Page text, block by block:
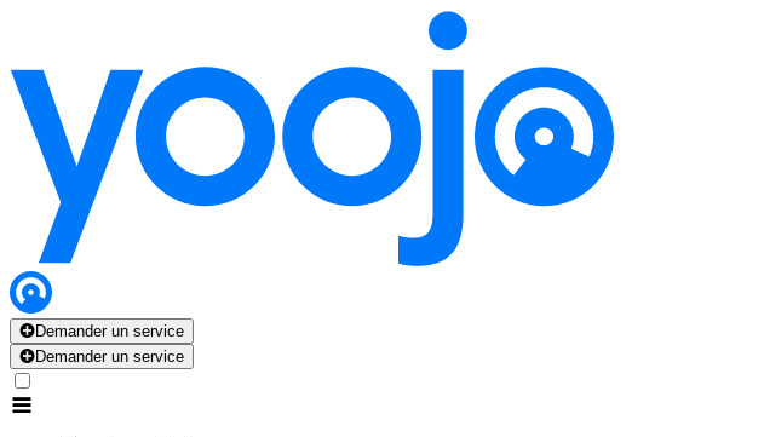
Demander un service
Demander un service